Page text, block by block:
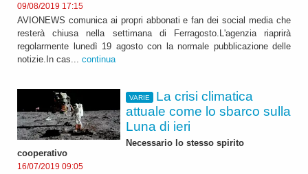
09/08/2019 17:15
AVIONEWS comunica ai propri abbonati e fan dei social media che
resterà chiusa nella settimana di Ferragosto.L'agenzia riaprirà
regolarmente lunedì 19 agosto con la normale pubblicazione delle
notizie.In cas... continua
VARIE
La crisi climatica
attuale come lo sbarco sulla
Luna di ieri
Necessario lo stesso spirito
cooperativo
16/07/2019 09:05